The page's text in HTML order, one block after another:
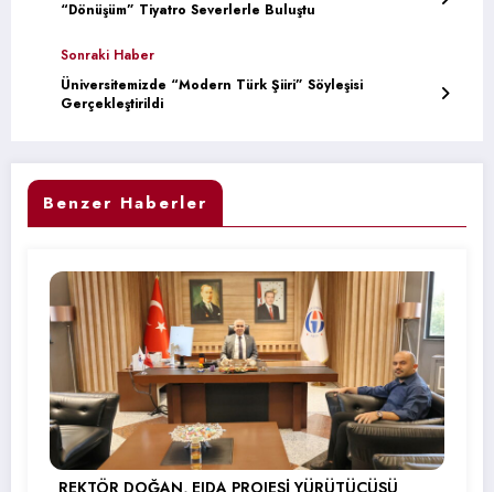
“Dönüşüm” Tiyatro Severlerle Buluştu
Sonraki Haber
Üniversitemizde “Modern Türk Şiiri” Söyleşisi
Gerçekleştirildi
Benzer Haberler
REKTÖR DOĞAN, EIDA PROJESİ YÜRÜTÜCÜSÜ